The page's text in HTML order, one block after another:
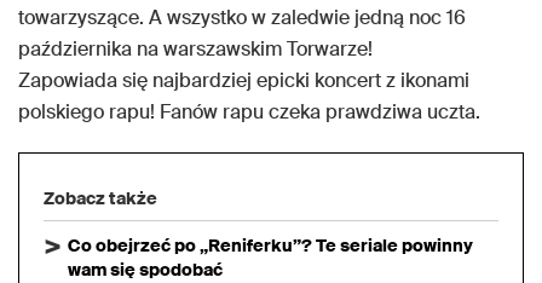
towarzyszące. A wszystko w zaledwie jedną noc 16
października na warszawskim Torwarze!
Zapowiada się najbardziej epicki koncert z ikonami
polskiego rapu! Fanów rapu czeka prawdziwa uczta.
Zobacz także
Co obejrzeć po „Reniferku”? Te seriale powinny
wam się spodobać